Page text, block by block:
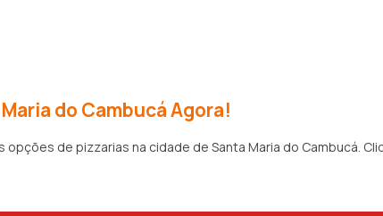
do Cambucá Agora!
opções de pizzarias na cidade de Santa Maria do Cambucá.